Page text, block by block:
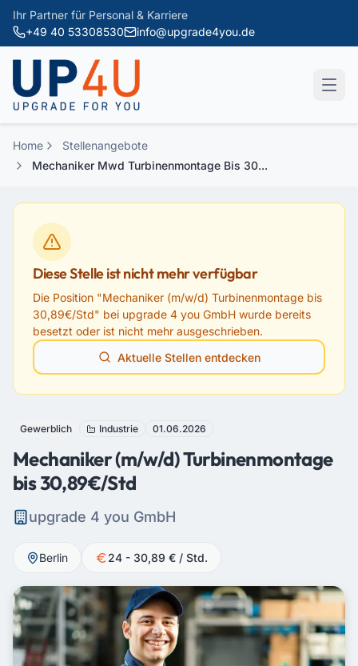
Zum Hauptinhalt springen
Ihr Partner für Personal & Karriere
+49 40 53308530
info@upgrade4you.de
Home
Stellenangebote
Mechaniker Mwd Turbinenmontage Bis 30...
Diese Stelle ist nicht mehr verfügbar
Die Position "Mechaniker (m/w/d) Turbinenmontage bis
30,89€/Std" bei upgrade 4 you GmbH wurde bereits
besetzt oder ist nicht mehr ausgeschrieben.
Aktuelle Stellen entdecken
Gewerblich Industrie 01.06.2026
Mechaniker (m/w/d) Turbinenmontage
bis 30,89€/Std
upgrade 4 you GmbH
Berlin 24 - 30,89 € / Std.